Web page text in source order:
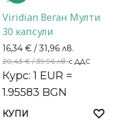
Viridian Веган Мулти
30 капсули
16,34 € / 31,96 лв.
20,43€/ 39,96 лв.с ДДС
Курс: 1 EUR =
1.95583 BGN
КУПИ